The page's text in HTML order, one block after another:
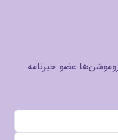
عضو خبرنامه